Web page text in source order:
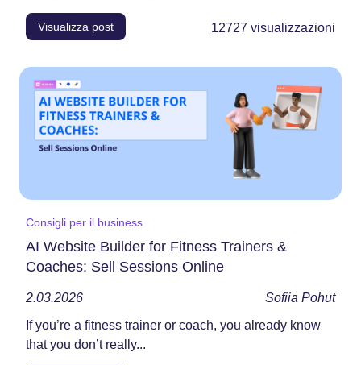
Visualizza post 12727 visualizzazioni
Consigli per il business
AI Website Builder for Fitness Trainers &
Coaches: Sell Sessions Online
2.03.2026 Sofiia Pohut
If you’re a fitness trainer or coach, you already know
that you don’t really...